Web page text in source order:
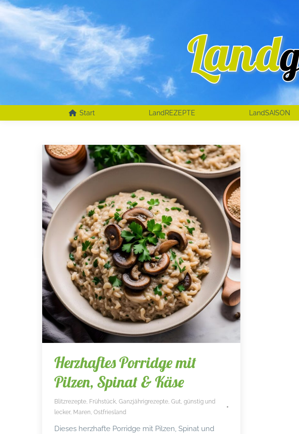
Start LandREZEPTE LandSAISON
Herzhaftes Porridge mit
Pilzen, Spinat & Käse
Blitzrezepte, Frühstück, Ganzjährigrezepte, Gut, günstig und
lecker, Maren, Ostfriesland
Dieses herzhafte Porridge mit Pilzen, Spinat und